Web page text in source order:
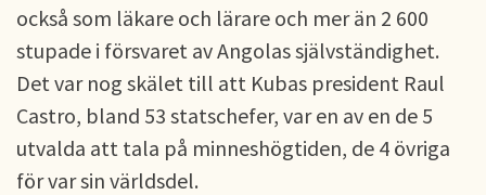
också som läkare och lärare och mer än 2 600
stupade i försvaret av Angolas självständighet.
Det var nog skälet till att Kubas president Raul
Castro, bland 53 statschefer, var en av en de 5
utvalda att tala på minneshögtiden, de 4 övriga
för var sin världsdel.